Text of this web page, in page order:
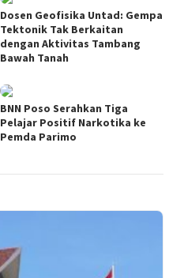
Dosen Geofisika Untad: Gempa
Tektonik Tak Berkaitan
dengan Aktivitas Tambang
Bawah Tanah
BNN Poso Serahkan Tiga
Pelajar Positif Narkotika ke
Pemda Parimo